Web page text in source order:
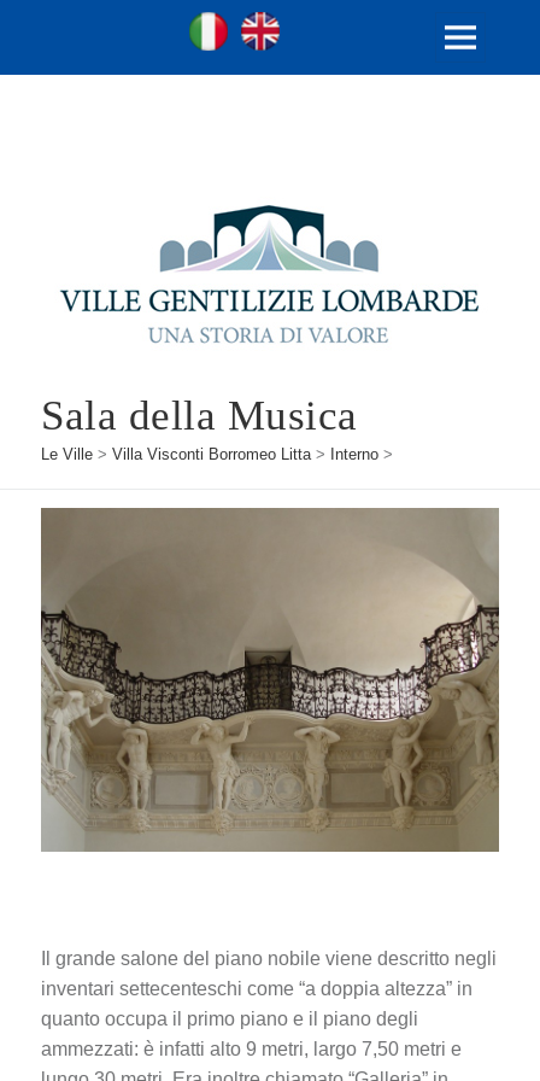
Ville Gentilizie Lombarde
Ita
MENU
Sala della Musica
Le Ville >Villa Visconti Borromeo Litta> Interno >
Il grande salone del piano nobile viene descritto negli
inventari settecenteschi come “a doppia altezza” in
quanto occupa il primo piano e il piano degli
ammezzati: è infatti alto 9 metri, largo 7,50 metri e